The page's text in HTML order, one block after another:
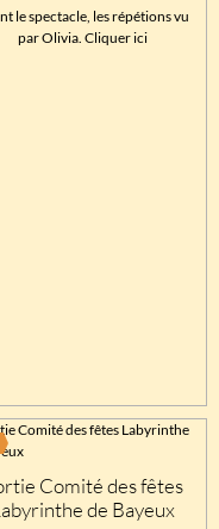
le spectacle, les répétions vu
par Olivia. Cliquer ici
Comité des fêtes
de Bayeux